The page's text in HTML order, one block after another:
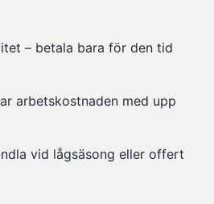
– betala bara för den tid
arbetskostnaden med upp
vid lågsäsong eller offert